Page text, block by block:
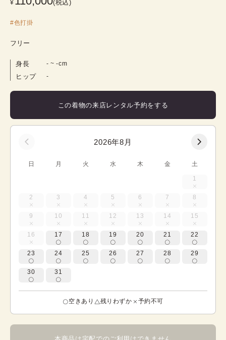
¥ (税込)
#色打掛
フリー
身長 - ~ -cm
ヒップ -
この着物の来店レンタル予約をする
2026年8月
日 月 火 水 木 金 土
1
2 3 4 5 6 7 8
9 10 11 12 13 14 15
16 17 18 19 20 21 22
23 24 25 26 27 28 29
30 31
空きあり 残りわずか 予約不可
本商品は宅配でのご利用はできません